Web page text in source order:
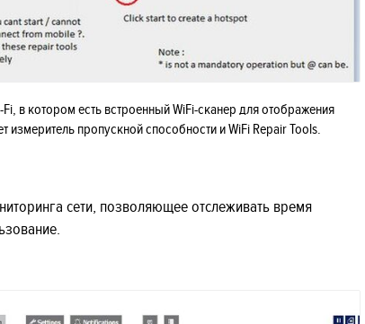
в котором есть встроенный WiFi-сканер для отображения
измеритель пропускной способности и WiFi Repair Tools.
сети, позволяющее отслеживать время